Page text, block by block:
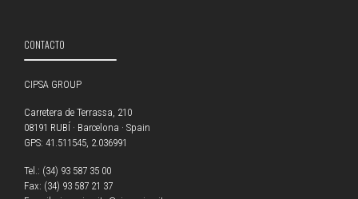
CONTACTO
CIPSA GROUP
Carretera de Terrassa, 210
08191 RUBÍ · Barcelona · Spain
GPS: 41.511545, 2.036991
Tel.: (34) 93 587 35 00
Fax: (34) 93 587 21 37